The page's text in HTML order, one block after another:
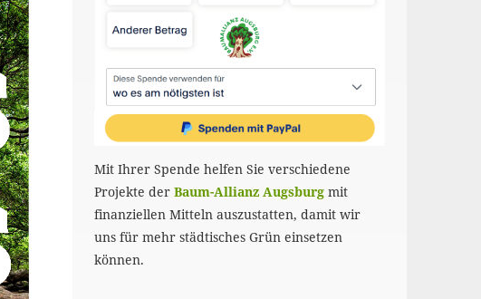
Mit Ihrer Spende helfen Sie verschiedene
Projekte derBaum-Allianz Augsburg mit
finanziellen Mitteln auszustatten, damit wir
uns für mehr städtisches Grün einsetzen
können.